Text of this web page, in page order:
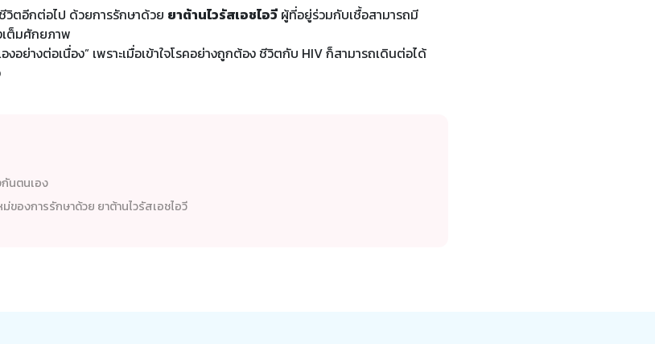
ตอีกต่อไป ด้วยการรักษาด้วย ยาต้านไวรัสเอชไอวี ผู้ที่อยู่ร่วมกับเชื้อสามารถมี
เต็มศักยภาพ
งอย่างต่อเนื่อง” เพราะเมื่อเข้าใจโรคอย่างถูกต้อง ชีวิตกับ HIV ก็สามารถเดินต่อได้
นตนเอง
ของการรักษาด้วย ยาต้านไวรัสเอชไอวี